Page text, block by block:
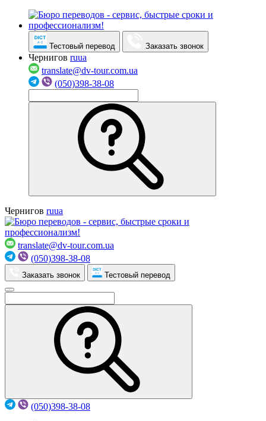
Тестовый перевод Заказать звонок
Чернигов ruua
translate@dv-tour.com.ua
(050)398-38-08
Чернигов ruua
translate@dv-tour.com.ua
(050)398-38-08
Заказать звонок Тестовый перевод
(050)398-38-08